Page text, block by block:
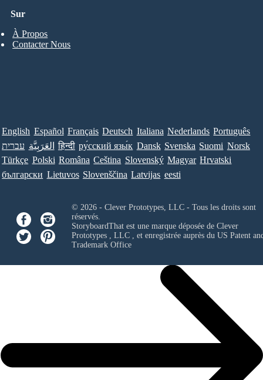
Sur
À Propos
Contacter Nous
English Español Français Deutsch Italiana Nederlands Português
עברית العَرَبِيَّة हिन्दी ру́сский язы́к Dansk Svenska Suomi Norsk
Türkçe Polski Româna Ceština Slovenský Magyar Hrvatski
български Lietuvos Slovenščina Latvijas eesti
© 2026 - Clever Prototypes, LLC - Tous les droits sont
réservés.
StoryboardThat est une marque déposée de Clever
Prototypes , LLC, et enregistrée auprès du US Patent
Trademark Office